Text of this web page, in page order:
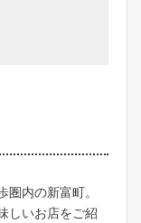
圏内の新富町。
しいお店をご紹